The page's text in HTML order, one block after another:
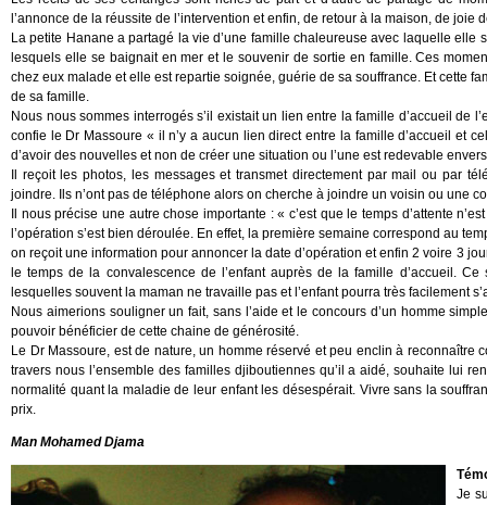
l’annonce de la réussite de l’intervention et enfin, de retour à la maison, de joie
La petite Hanane a partagé la vie d’une famille chaleureuse avec laquelle
lesquels elle se baignait en mer et le souvenir de sortie en famille. Ces
chez eux malade et elle est repartie soignée, guérie de sa souffrance. Et cette
de sa famille.
Nous nous sommes interrogés s’il existait un lien entre la famille d’accueil de
confie le Dr Massoure « il n’y a aucun lien direct entre la famille d’accueil et
d’avoir des nouvelles et non de créer une situation ou l’une est redevable envers
Il reçoit les photos, les messages et transmet directement par mail ou par
joindre. Ils n’ont pas de téléphone alors on cherche à joindre un voisin ou une
Il nous précise une autre chose importante : « c’est que le temps d’attente
l’opération s’est bien déroulée. En effet, la première semaine correspond au
on reçoit une information pour annoncer la date d’opération et enfin 2 voire 3
le temps de la convalescence de l’enfant auprès de la famille d’accueil.
lesquelles souvent la maman ne travaille pas et l’enfant pourra très facilement
Nous aimerions souligner un fait, sans l’aide et le concours d’un homme
pouvoir bénéficier de cette chaine de générosité.
Le Dr Massoure, est de nature, un homme réservé et peu enclin à
travers nous l’ensemble des familles djiboutiennes qu’il a aidé, souhaite lui
normalité quant la maladie de leur enfant les désespérait. Vivre sans la
prix.
Man Mohamed Djama
Je